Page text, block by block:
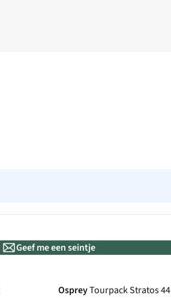
Geef me een seintje
OspreyTourpack Stratos 44